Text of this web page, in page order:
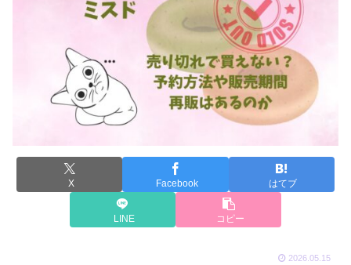
X Facebook はてブ
LINE コピー
2026.05.15